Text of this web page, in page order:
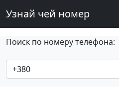
Узнай чей номер
Поиск по номеру телефона: